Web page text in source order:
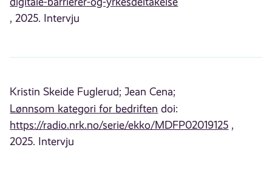
, 2025. Intervju
Kristin Skeide Fuglerud; Jean Cena;
Lønnsom kategori for bedriften doi:
https://radio.nrk.no/serie/ekko/MDFP02019125 ,
2025. Intervju